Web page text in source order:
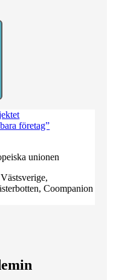
företag”
unionen
Coompanion